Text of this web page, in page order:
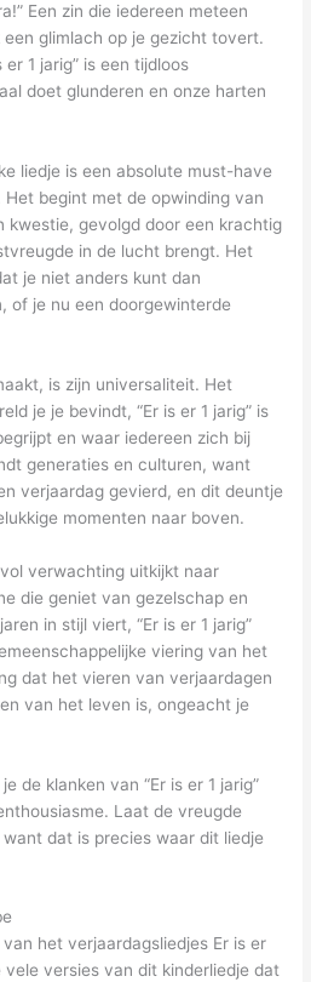
Een zin die iedereen meteen
glimlach op je gezicht tovert.
1 jarig” is een tijdloos
doet glunderen en onze harten
liedje is een absolute must-have
begint met de opwinding van
kwestie, gevolgd door een krachtig
in de lucht brengt. Het
je niet anders kunt dan
of je nu een doorgewinterde
is zijn universaliteit. Het
je je bevindt, “Er is er 1 jarig” is
en waar iedereen zich bij
generaties en culturen, want
verjaardag gevierd, en dit deuntje
momenten naar boven.
verwachting uitkijkt naar
die geniet van gezelschap en
in stijl viert, “Er is er 1 jarig”
viering van het
dat het vieren van verjaardagen
van het leven is, ongeacht je
de klanken van “Er is er 1 jarig”
Laat de vreugde
dat is precies waar dit liedje
het verjaardagsliedjes Er is er
versies van dit kinderliedje dat